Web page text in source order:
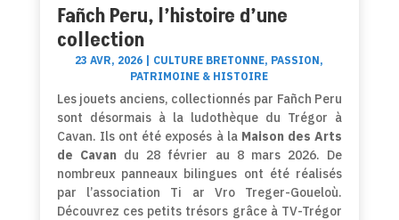
Fañch Peru, l’histoire d’une
collection
23 AVR, 2026 CULTURE BRETONNE, PASSION,
PATRIMOINE & HISTOIRE
Les jouets anciens, collectionnés par Fañch Peru
sont désormais à la ludothèque du Trégor à
Cavan. Ils ont été exposés à la Maison des Arts
de Cavandu 28 février au 8 mars 2026. De
nombreux panneaux bilingues ont été réalisés
par l’association Ti ar Vro Treger-Goueloù.
Découvrez ces petits trésors grâce à TV-Trégor